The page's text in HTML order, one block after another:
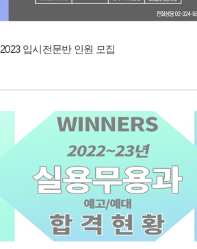
2023 입시전문반 인원 모집